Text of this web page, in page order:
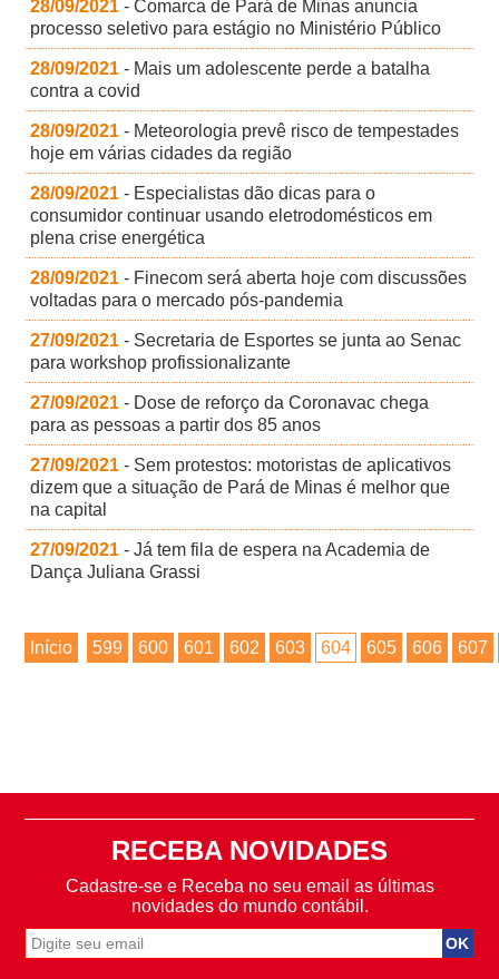
28/09/2021 - Comarca de Pará de Minas anuncia
processo seletivo para estágio no Ministério Público
28/09/2021 - Mais um adolescente perde a batalha
contra a covid
28/09/2021 - Meteorologia prevê risco de tempestades
hoje em várias cidades da região
28/09/2021 - Especialistas dão dicas para o
consumidor continuar usando eletrodomésticos em
plena crise energética
28/09/2021 - Finecom será aberta hoje com discussões
voltadas para o mercado pós-pandemia
27/09/2021 - Secretaria de Esportes se junta ao Senac
para workshop profissionalizante
27/09/2021 - Dose de reforço da Coronavac chega
para as pessoas a partir dos 85 anos
27/09/2021 - Sem protestos: motoristas de aplicativos
dizem que a situação de Pará de Minas é melhor que
na capital
27/09/2021 - Já tem fila de espera na Academia de
Dança Juliana Grassi
Início 599 600 601 602 603 604 605 606 607
RECEBA NOVIDADES
Cadastre-se e Receba no seu email as últimas
novidades do mundo contábil.